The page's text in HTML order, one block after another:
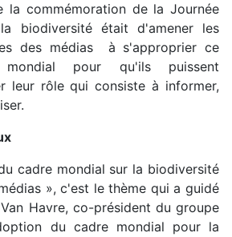
commémoration de la Journée
biodiversité était d'amener les
des médias à s'approprier ce
pour qu'ils puissent
leur rôle qui consiste à informer,
cadre mondial sur la biodiversité
», c'est le thème qui a guidé
Havre, co-président du groupe
du cadre mondial pour la